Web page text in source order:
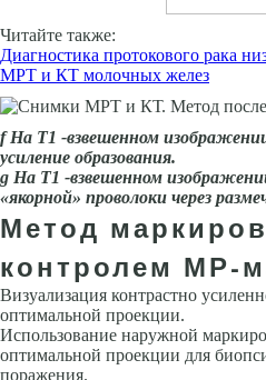
Читайте также:
Диагностика протокового рака
МРТ и КТ молочных желез
f На Т1 -взвешенном
усиление образования.
g На Т1 -взвешенном
«якорной» проволоки через
Метод
контролем МР-
Визуализация контрастно
оптимальной проекции.
Использование наружной
оптимальной проекции для
поражения.